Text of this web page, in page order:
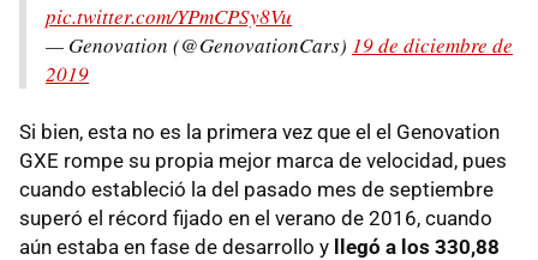
pic.twitter.com/YPmCPSy8Vu
— Genovation (@GenovationCars) 19 de diciembre de
2019
Si bien, esta no es la primera vez que el el Genovation
GXE rompe su propia mejor marca de velocidad, pues
cuando estableció la del pasado mes de septiembre
superó el récord fijado en el verano de 2016, cuando
aún estaba en fase de desarrollo y llegó a los 330,88